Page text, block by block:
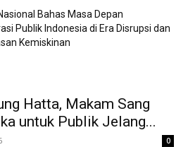
Bahas Masa Depan
Publik Indonesia di Era Disrupsi dan
Kemiskinan
Hatta, Makam Sang
untuk Publik Jelang...
0